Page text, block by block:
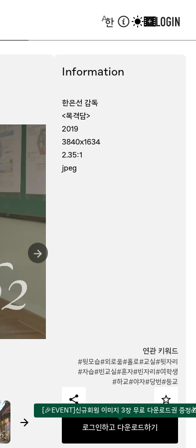
+
Information
한은선 감독
<목격담>
2019
3840x1634
2.35:1
jpeg
연관 키워드
#뒷모습#외로움#홀로#교실#뒷자리
#자습#빈교실#혼자#빈자리#여학생
#하교#야자#당번#등교
[🎉EVENT]신규회원 이미지 3장 무료 다운로드권 증정
로그인하고 다운로드하기